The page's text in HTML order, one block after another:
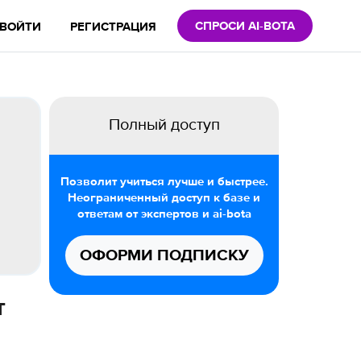
ВОЙТИ РЕГИСТРАЦИЯ СПРОСИ AI-BOTA
Полный доступ
Позволит учиться лучше и быстрее.
Неограниченный доступ к базе и
ответам от экспертов и ai-bota
ОФОРМИ ПОДПИСКУ